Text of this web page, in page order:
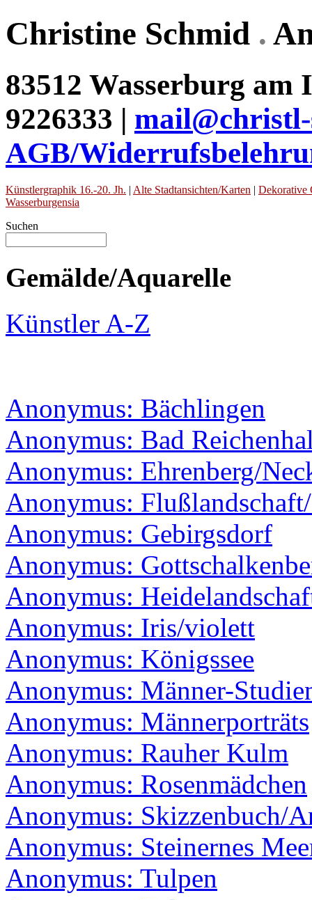
Christine Schmid .
83512 Wasserburg am
9226333 |
AGB/
Künstlergraphik 16.-20. Jh. | Alte Stadtansichten/Karten | Dekorative
Wasserburgensia
Suchen
Gemälde/Aquarelle
Künstler A-Z
Anonymus: Bächlingen
Anonymus: Bad
Anonymus: Ehrenberg/
Anonymus:
Anonymus: Gebirgsdorf
Anonymus:
Anonymus:
Anonymus: Iris/violett
Anonymus: Königssee
Anonymus: Männer-
Anonymus: Männerporträts
Anonymus: Rauher Kulm
Anonymus: Rosenmädchen
Anonymus: Skizzenbuch/
Anonymus: Steinernes
Anonymus: Tulpen